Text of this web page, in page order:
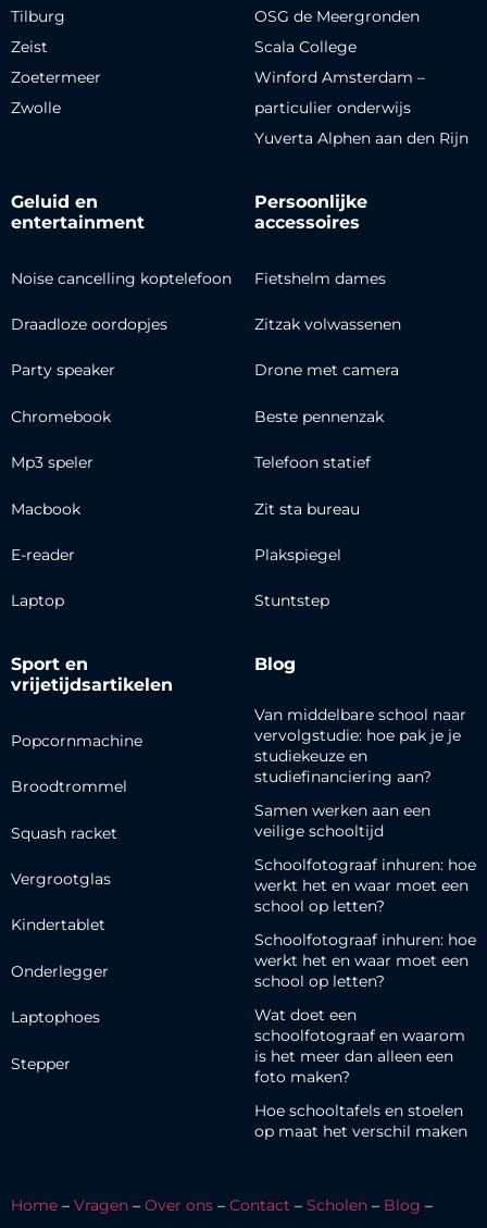
Tilburg
Zeist
Zoetermeer
Zwolle
OSG de Meergronden
Scala College
Winford Amsterdam –
particulier onderwijs
Yuverta Alphen aan den Rijn
Geluid en
entertainment
Noise cancelling koptelefoon
Draadloze oordopjes
Party speaker
Chromebook
Mp3 speler
Macbook
E-reader
Laptop
Persoonlijke
accessoires
Fietshelm dames
Zitzak volwassenen
Drone met camera
Beste pennenzak
Telefoon statief
Zit sta bureau
Plakspiegel
Stuntstep
Sport en
vrijetijdsartikelen
Popcornmachine
Broodtrommel
Squash racket
Vergrootglas
Kindertablet
Onderlegger
Laptophoes
Stepper
Blog
Van middelbare school naar
vervolgstudie: hoe pak je je
studiekeuze en
studiefinanciering aan?
Samen werken aan een
veilige schooltijd
Schoolfotograaf inhuren: hoe
werkt het en waar moet een
school op letten?
Schoolfotograaf inhuren: hoe
werkt het en waar moet een
school op letten?
Wat doet een
schoolfotograaf en waarom
is het meer dan alleen een
foto maken?
Hoe schooltafels en stoelen
op maat het verschil maken
Home – Vragen – Over ons – Contact – Scholen – Blog –